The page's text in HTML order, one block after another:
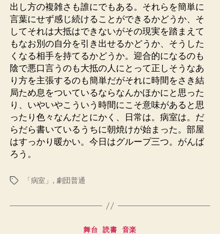
出し方の複雑さも誰にでもある。それらを簡単に
言葉にせず感じ続けることができるかどうか、そ
してそれは大抵はできないがその現実を踏まえて
もなお別の自分を引き出せるかどうか、そうした
くなる相手を持てるかどうか。迎合的になるのも
陰で悪口言うのも大抵の人にとって正しそうなあ
り方を主張するのも簡単だがそれに時間をさき結
局ため息をついているならなんかほかにと思った
り、いやいやこういう時間にこそ意味があると思
ったり色々なんだとにかく、日常は。病室は。だ
らだら書いているうちに朝焼けが始まった。部屋
はすっかり暖かい。今日はグループ三つ。がんば
ろう。
タ
「病室」 , 劇団普通
カ
舞台 読書 音楽